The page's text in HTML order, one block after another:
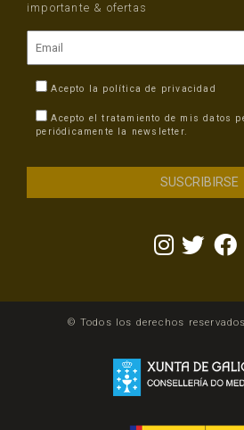
importante & ofertas
Acepto la política de privacidad
Acepto el tratamiento de mis datos
periódicamente la newsletter.
© Todos los derechos